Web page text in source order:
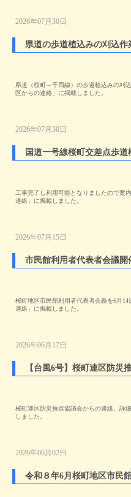
2026年07月30日
県道の歩道植込みの刈込作
県道（桜町～千両線）の歩道植込みの刈
区からの連絡」に掲載しました。
2026年07月30日
国道一号線桜町交差点歩
工事完了し利用可能となりましたので案
連絡」に掲載しました。
2026年07月15日
市民館利用者代表者会議開
桜町地区市民館利用者代表者会義を6月
連絡」に掲載しました。
2026年06月17日
【台風6号】桜町連区防災
桜町連区防災推進協議会からの連絡。詳
しました。
2026年06月02日
令和８年6月桜町地区市民